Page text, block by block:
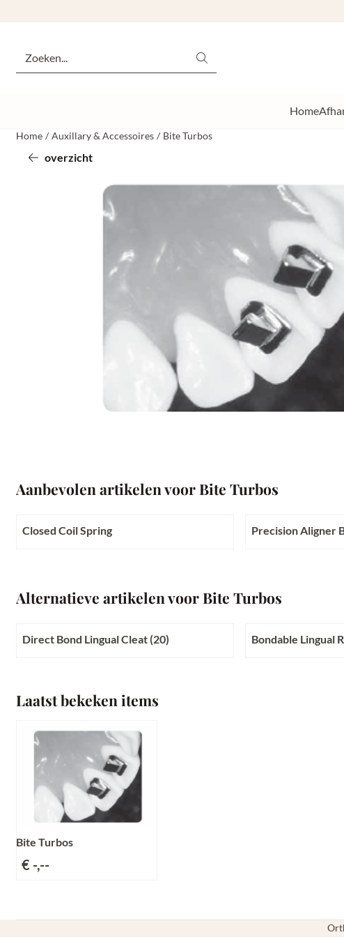
Home
Home / Auxillary & Accessoires / Bite Turbos
overzicht
Aanbevolen artikelen voorBite Turbos
Closed Coil Spring
Precision Aligner
Alternatieve artikelen voorBite Turbos
Direct Bond Lingual Cleat (20)
Bondable Lingual
Laatst bekeken items
Bite Turbos
€ -,--